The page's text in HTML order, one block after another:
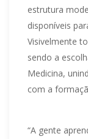
estrutura
disponíveis
Visivelmente
sendo a
Medicina,
com a
“A gente